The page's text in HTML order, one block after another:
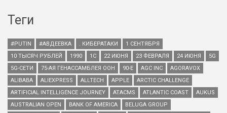
Теги
#PUTIN #АВДЕЕВКА . КИБЕРАТАКИ
1 СЕНТЯБРЯ
10 ТЫСЯЧ РУБЛЕЙ
1990 1С 22 ИЮНЯ 23 ФЕВРАЛЯ 24 ИЮНЯ
5G
5G-СЕТИ
75-АЯ ГЕНАССАМБЛЕЯ ООН 90-Е AGC INC
AGORAVOX
ALIBABA
ALIEXPRESS ALLTECH APPLE
ARCTIC CHALLENGE
ARTIFICIAL INTELLIGENCE JOURNEY
ATACMS ATLANTIC COAST
AUKUS
AUSTRALIAN OPEN
BANK OF AMERICA
BELUGA GROUP